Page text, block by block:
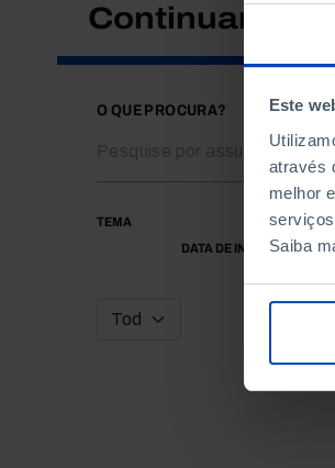
Este
através
melhor
Saiba
Continuar a
O QUE PROCURA?
TEMA
DATA DE INÍCIO